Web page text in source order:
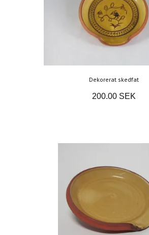
Dekorerat skedfat
200.00 SEK